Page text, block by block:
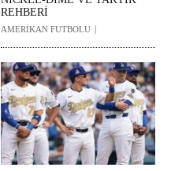
REHBERİ
AMERİKAN FUTBOLU